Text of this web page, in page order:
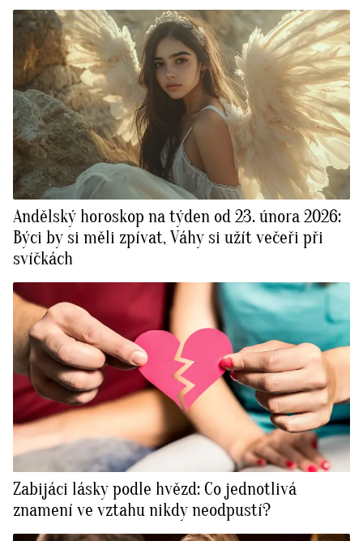
Andělský horoskop na týden od 23. února 2026:
Býci by si měli zpívat, Váhy si užít večeři při
svíčkách
Zabijáci lásky podle hvězd: Co jednotlivá
znamení ve vztahu nikdy neodpustí?